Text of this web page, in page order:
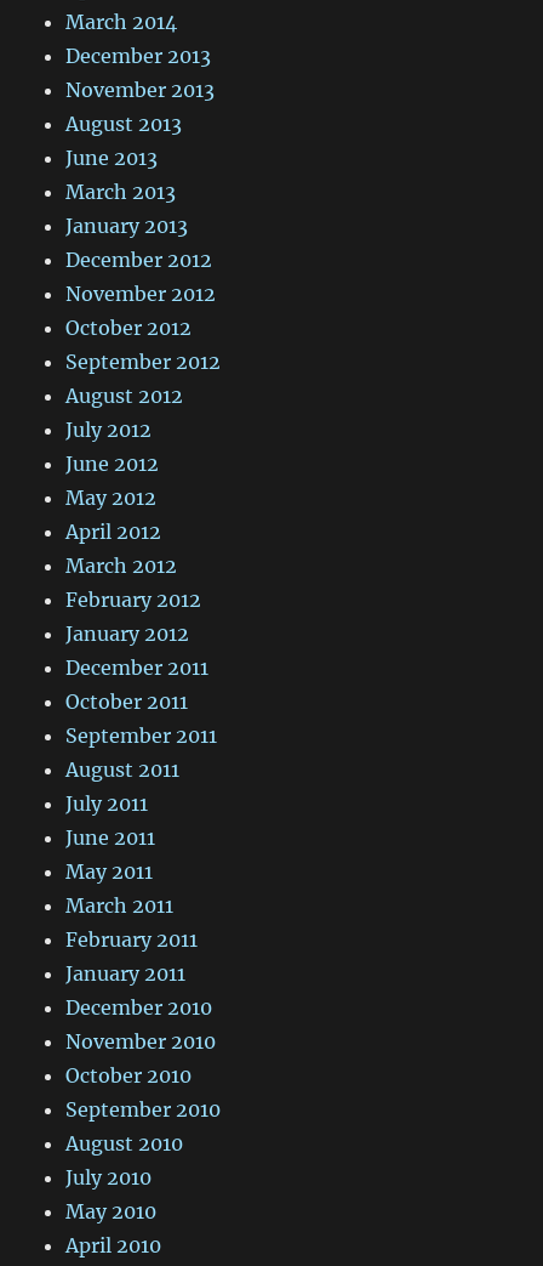
March 2014
December 2013
November 2013
August 2013
June 2013
March 2013
January 2013
December 2012
November 2012
October 2012
September 2012
August 2012
July 2012
June 2012
May 2012
April 2012
March 2012
February 2012
January 2012
December 2011
October 2011
September 2011
August 2011
July 2011
June 2011
May 2011
March 2011
February 2011
January 2011
December 2010
November 2010
October 2010
September 2010
August 2010
July 2010
May 2010
April 2010